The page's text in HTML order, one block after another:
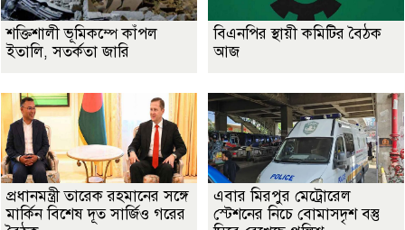
শক্তিশালী ভূমিকম্পে কাঁপল
ইতালি, সতর্কতা জারি
বিএনপির স্থায়ী কমিটির বৈঠক
আজ
প্রধানমন্ত্রী তারেক রহমানের সঙ্গে
মার্কিন বিশেষ দূত সার্জিও গরের
এবার মিরপুর মেট্রোরেল
স্টেশনের নিচে বোমাসদৃশ বস্তু